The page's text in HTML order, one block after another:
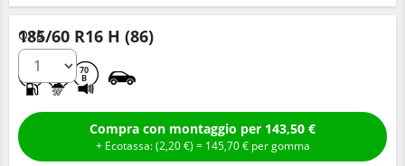
185/60 R16 H (86)
70
B
Q.tà
Compra con montaggio per 143,50 €
+ Ecotassa: (2,20€ ) = 145,70€ per gomma